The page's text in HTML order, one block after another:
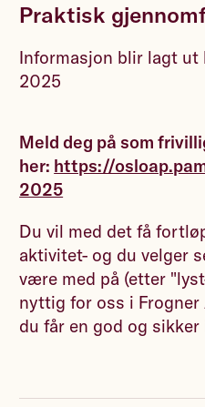
Praktisk
Informasjon blir lagt ut
2025
Meld deg på som
her: https://
2025
Du vil med det få
aktivitet- og du velger
være med på (etter
nyttig for oss i
du får en god og